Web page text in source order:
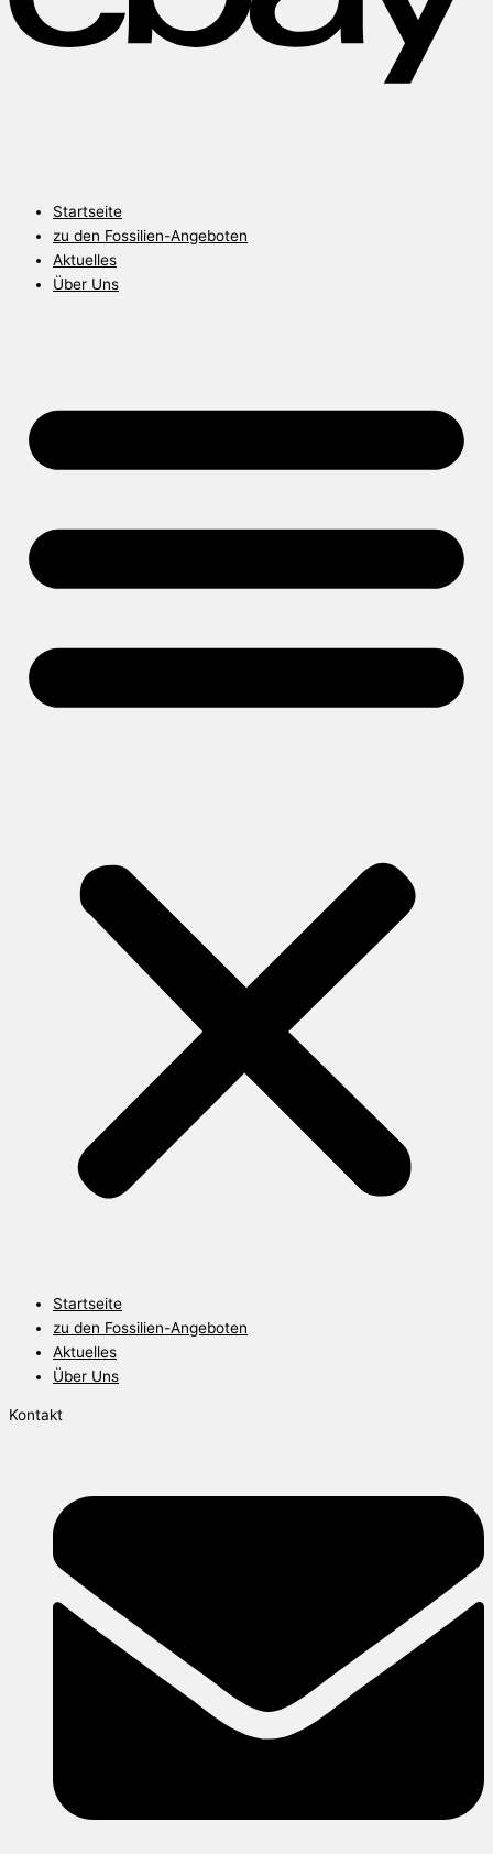
Startseite
zu den Fossilien-Angeboten
Aktuelles
Über Uns
Startseite
zu den Fossilien-Angeboten
Aktuelles
Über Uns
Kontakt